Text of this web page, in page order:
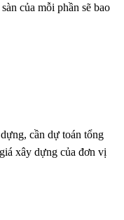
của mỗi phần sẽ bao
cần dự toán tổng
xây dựng của đơn vị